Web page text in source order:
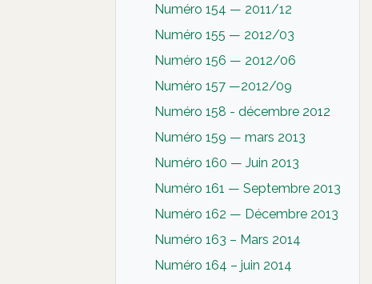
Numéro 154 — 2011/12
Numéro 155 — 2012/03
Numéro 156 — 2012/06
Numéro 157 —2012/09
Numéro 158 - décembre 2012
Numéro 159 — mars 2013
Numéro 160 — Juin 2013
Numéro 161 — Septembre 2013
Numéro 162 — Décembre 2013
Numéro 163 – Mars 2014
Numéro 164 – juin 2014